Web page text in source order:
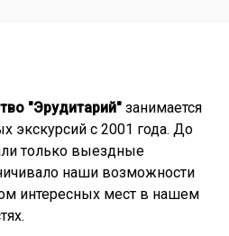
"Эрудитарий" занимается
экскурсий с 2001 года. До
только выездные
наши возможности
интересных мест в нашем